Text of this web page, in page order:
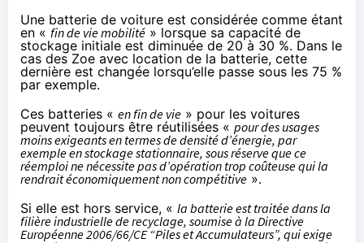
Une batterie de voiture est considérée comme étant
en « fin de vie mobilité » lorsque sa capacité de
stockage initiale est diminuée de 20 à 30 %. Dans le
cas des Zoe avec location de la batterie, cette
dernière est changée lorsqu’elle passe sous les 75 %
par exemple.
Ces batteries « en fin de vie » pour les voitures
peuvent toujours être réutilisées « pour des usages
moins exigeants en termes de densité d’énergie, par
exemple en stockage stationnaire, sous réserve que ce
réemploi ne nécessite pas d’opération trop coûteuse qui la
rendrait économiquement non compétitive ».
Si elle est hors service, « la batterie est traitée dans la
filière industrielle de recyclage, soumise à la Directive
Européenne 2006/66/CE “Piles et Accumulateurs”, qui exige